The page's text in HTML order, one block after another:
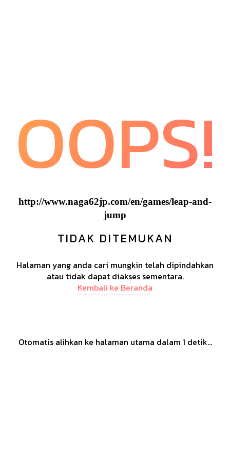
OOPS!
http://www.naga62jp.com/en/games/leap-and-
jump
TIDAK DITEMUKAN
Halaman yang anda cari mungkin telah dipindahkan
atau tidak dapat diakses sementara.
Kembali ke Beranda
Otomatis alihkan ke halaman utama dalam 1 detik...